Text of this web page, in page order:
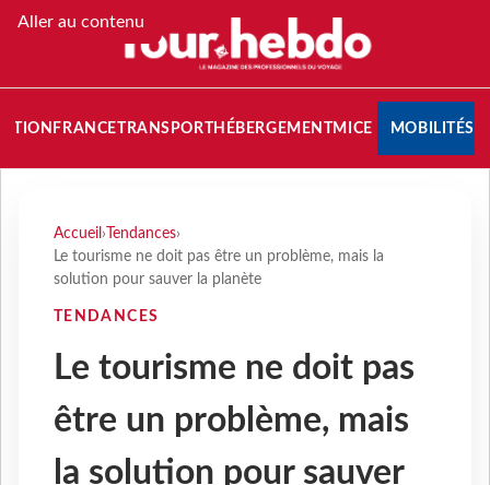
Aller au contenu
FRANCETRANSPORT HÉBERGEMENTMICE MOBILITÉS
Accueil › Tendances›
Le tourisme ne doit pas être un problème, mais la
solution pour sauver la planète
TENDANCES
Le tourisme ne doit pas
être un problème, mais
la solution pour sauver